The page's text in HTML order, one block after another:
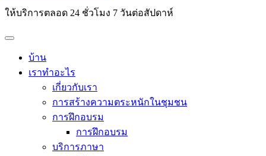
ให้บริการตลอด 24 ชั่วโมง 7 วันต่อสัปดาห์
บ้าน
เราทำอะไร
เกี่ยวกับเรา
การสร้างความตระหนักในชุมชน
การฝึกอบรม
การฝึกอบรม
บริการภาษา